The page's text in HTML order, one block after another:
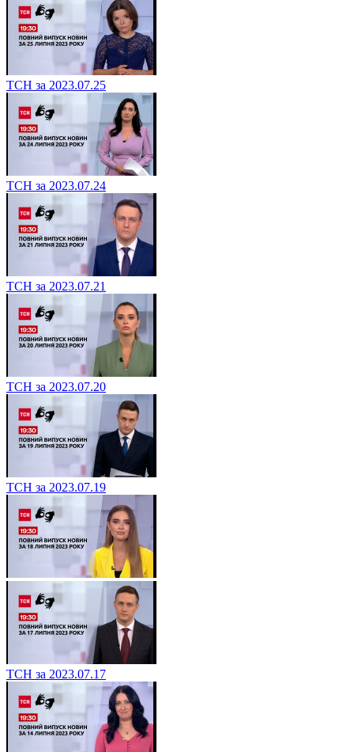
ТСН за 2023.07.25
ТСН за 2023.07.24
ТСН за 2023.07.21
ТСН за 2023.07.20
ТСН за 2023.07.19
ТСН за 2023.07.17